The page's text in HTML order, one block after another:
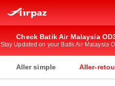
Check Batik Air Malaysia
Stay Updated on your Batik Air Malaysia
Aller simple Aller-